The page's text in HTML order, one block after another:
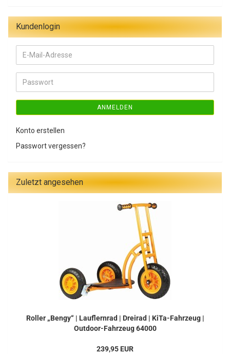
Kundenlogin
E-
Mail-
Adresse
Passwort
ANMELDEN
Konto erstellen
Passwort vergessen?
Zuletzt angesehen
Roller „Bengy“ | Lauflernrad | Dreirad | KiTa-Fahrzeug |
Outdoor-Fahrzeug 64000
239,95 EUR